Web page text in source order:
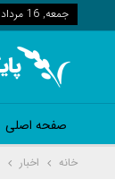
جمعه, 16 مرداد 1405
صفحه اصلی
خانه اخبار